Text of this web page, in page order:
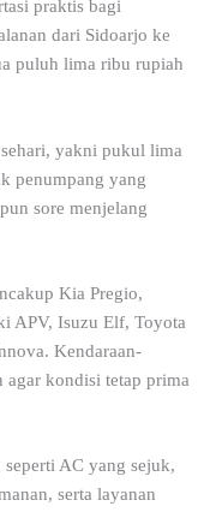
praktis bagi
dari Sidoarjo ke
puluh lima ribu rupiah
yakni pukul lima
penumpang yang
sore menjelang
Kia Pregio,
APV, Isuzu Elf, Toyota
Kendaraan-
agar kondisi tetap prima
AC yang sejuk,
serta layanan